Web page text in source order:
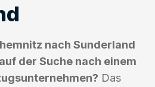
nach Sunderland
der Suche nach einem
Das